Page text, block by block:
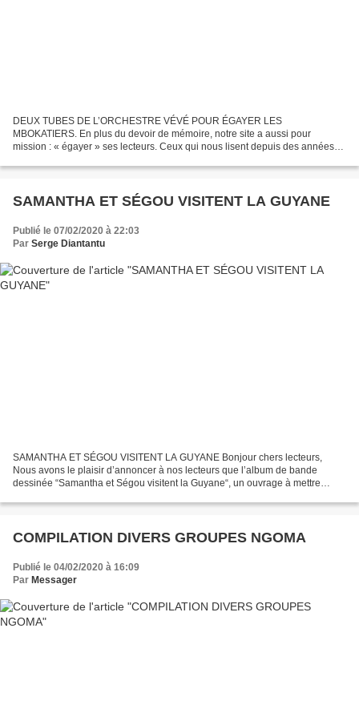
DEUX TUBES DE L’ORCHESTRE VÉVÉ POUR ÉGAYER LES
MBOKATIERS. En plus du devoir de mémoire, notre site a aussi pour
mission : « égayer » ses lecteurs. Ceux qui nous lisent depuis des années
SAMANTHA ET SÉGOU VISITENT LA GUYANE
Publié le 07/02/2020 à 22:03
Par Serge Diantantu
SAMANTHA ET SÉGOU VISITENT LA GUYANE Bonjour chers lecteurs,
Nous avons le plaisir d’annoncer à nos lecteurs que l’album de bande
dessinée “Samantha et Ségou visitent la Guyane“, un ouvrage à mettre
COMPILATION DIVERS GROUPES NGOMA
Publié le 04/02/2020 à 16:09
Par Messager